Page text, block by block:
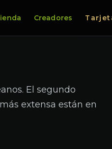
Creadores
El segundo
extensa están en